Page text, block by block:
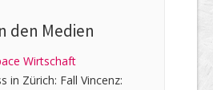
den Medien
in Zürich: Fall Vincenz: